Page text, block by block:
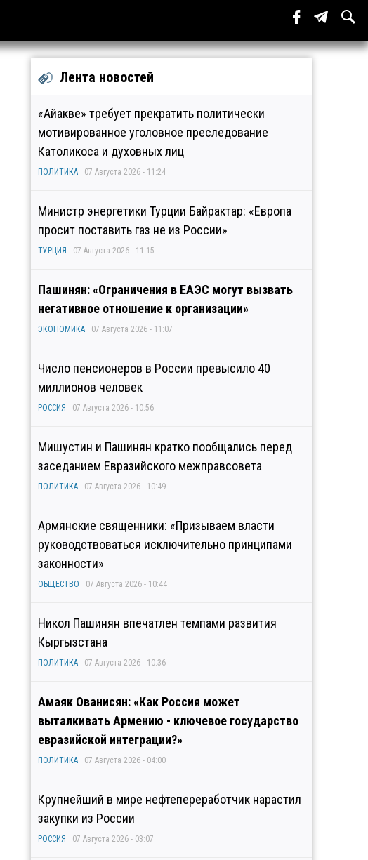
Лента новостей
«Айакве» требует прекратить политически
мотивированное уголовное преследование
Католикоса и духовных лиц
ПОЛИТИКА 07 Августа 2026 - 11:24
Министр энергетики Турции Байрактар: «Европа
просит поставить газ не из России»
ТУРЦИЯ 07 Августа 2026 - 11:15
Пашинян: «Ограничения в ЕАЭС могут вызвать
негативное отношение к организации»
ЭКОНОМИКА 07 Августа 2026 - 11:07
Число пенсионеров в России превысило 40
миллионов человек
РОССИЯ 07 Августа 2026 - 10:56
Мишустин и Пашинян кратко пообщались перед
заседанием Евразийского межправсовета
ПОЛИТИКА 07 Августа 2026 - 10:49
Армянские священники: «Призываем власти
руководствоваться исключительно принципами
законности»
ОБЩЕСТВО 07 Августа 2026 - 10:44
Никол Пашинян впечатлен темпами развития
Кыргызстана
ПОЛИТИКА 07 Августа 2026 - 10:36
Амаяк Ованисян: «Как Россия может
выталкивать Армению - ключевое государство
евразийской интеграции?»
ПОЛИТИКА 07 Августа 2026 - 04:00
Крупнейший в мире нефтепереработчик нарастил
закупки из России
РОССИЯ 07 Августа 2026 - 03:07